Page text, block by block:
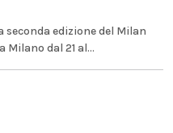
seconda edizione del Milan
Milano dal 21 al...